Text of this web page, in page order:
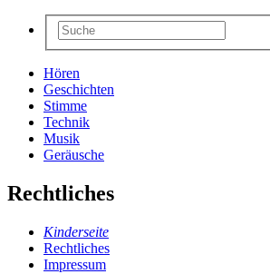
Hören
Geschichten
Stimme
Technik
Musik
Geräusche
Rechtliches
Kinderseite
Rechtliches
Impressum